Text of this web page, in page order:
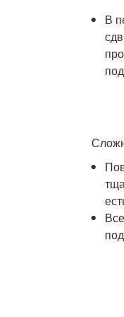
В